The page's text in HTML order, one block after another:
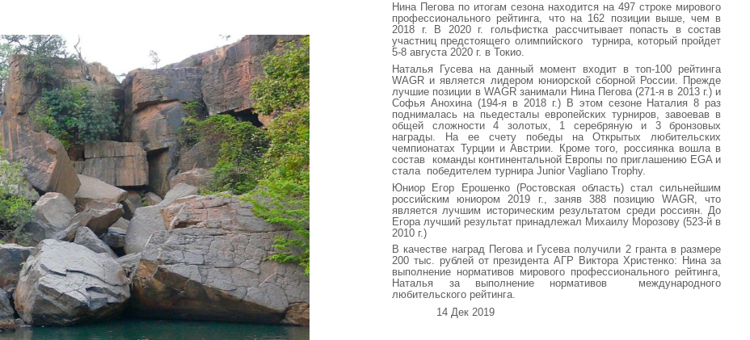
Нина Пегова по итогам сезона находится на 497 строке мирового
профессионального рейтинга, что на 162 позиции выше, чем в
2018 г. В 2020 г. гольфистка рассчитывает попасть в состав
участниц предстоящего олимпийского турнира, который пройдет
5-8 августа 2020 г. в Токио.
Наталья Гусева на данный момент входит в топ-100 рейтинга
WAGR и является лидером юниорской сборной России. Прежде
лучшие позиции в WAGR занимали Нина Пегова (271-я в 2013 г.) и
Софья Анохина (194-я в 2018 г.) В этом сезоне Наталия 8 раз
поднималась на пьедесталы европейских турниров, завоевав в
общей сложности 4 золотых, 1 серебряную и 3 бронзовых
награды. На ее счету победы на Открытых любительских
чемпионатах Турции и Австрии. Кроме того, россиянка вошла в
состав команды континентальной Европы по приглашению EGA и
стала победителем турнира Junior Vagliano Trophy.
Юниор Егор Ерошенко (Ростовская область) стал сильнейшим
российским юниором 2019 г., заняв 388 позицию WAGR, что
является лучшим историческим результатом среди россиян. До
Егора лучший результат принадлежал Михаилу Морозову (523-й в
2010 г.)
В качестве наград Пегова и Гусева получили 2 гранта в размере
200 тыс. рублей от президента АГР Виктора Христенко: Нина за
выполнение нормативов мирового профессионального рейтинга,
Наталья за выполнение нормативов международного
любительского рейтинга.
14 Дек 2019